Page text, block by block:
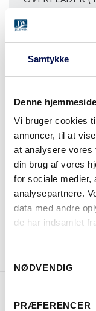
Samtykke
Denne
Vi bruger cookies
annoncer, til at
at analysere vores
din brug af vores
for sociale medier,
analysepartnere.
data med andre
de har indsamlet
NØDVENDIG
PRÆFERENCER
NÆSTEN ALLE
MERE
HVOR
DOWNLOAD